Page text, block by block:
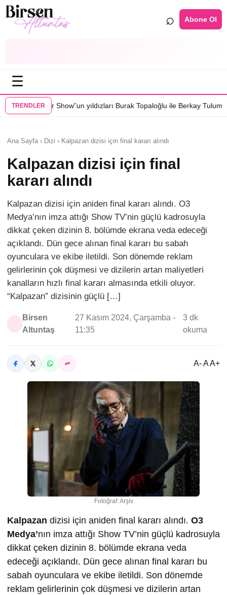
⌕ Abone Ol
☰
TRENDLER
yıldızları Burak Topaloğlu ile Berkay Tulumbacı “Ecünni” filminde
Ana Sayfa › Dizi › Kalpazan dizisi için final kararı alındı
Kalpazan dizisi için final
kararı alındı
Kalpazan dizisi için aniden final kararı alındı. O3
Medya’nın imza attığı Show TV’nin güçlü kadrosuyla
dikkat çeken dizinin 8. bölümde ekrana veda edeceği
açıklandı. Dün gece alınan final kararı bu sabah
oyunculara ve ekibe iletildi. Son dönemde reklam
gelirlerinin çok düşmesi ve dizilerin artan maliyetleri
kanalların hızlı final kararı almasında etkili oluyor.
“Kalpazan” dizisinin güçlü […]
Birsen
Altuntaş
27 Kasım 2024, Çarşamba -
11:35
3 dk
okuma
A- A A+
Fotoğraf: Arşiv
Kalpazan dizisi için aniden final kararı alındı. O3
Medya’nın imza attığı Show TV’nin güçlü kadrosuyla
dikkat çeken dizinin 8. bölümde ekrana veda
edeceği açıklandı. Dün gece alınan final kararı bu
sabah oyunculara ve ekibe iletildi. Son dönemde
reklam gelirlerinin çok düşmesi ve dizilerin artan